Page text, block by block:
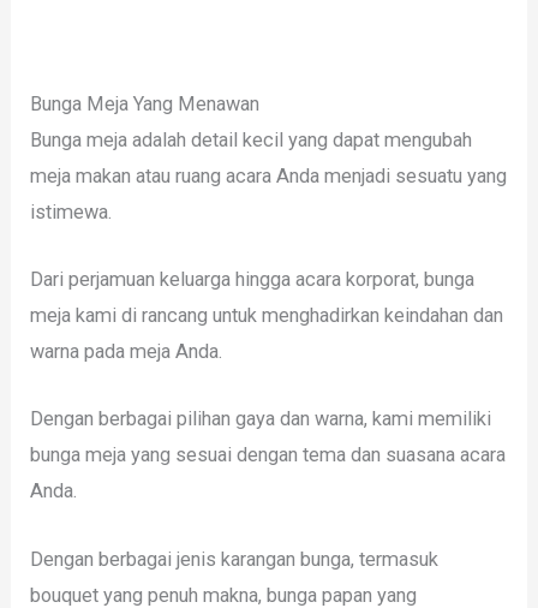
Bunga Meja Yang Menawan
Bunga meja adalah detail kecil yang dapat mengubah
meja makan atau ruang acara Anda menjadi sesuatu yang
istimewa.
Dari perjamuan keluarga hingga acara korporat, bunga
meja kami di rancang untuk menghadirkan keindahan dan
warna pada meja Anda.
Dengan berbagai pilihan gaya dan warna, kami memiliki
bunga meja yang sesuai dengan tema dan suasana acara
Anda.
Dengan berbagai jenis karangan bunga, termasuk
bouquet yang penuh makna, bunga papan yang